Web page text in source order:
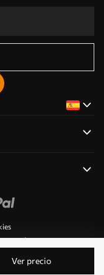
Ver precio
push
reservados.
PL9223057591.